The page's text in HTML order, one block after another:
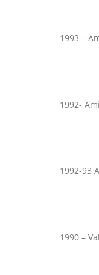
1993 –
1992-
1992-93
1990 –